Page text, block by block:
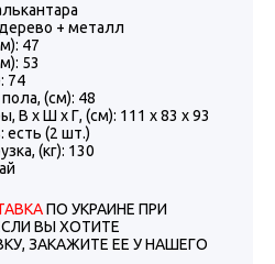
+ металл
47
53
74
(см): 48
В х Ш х Г, (см): 111 х 83 х 93
есть (2 шт.)
(кг): 130
ПО УКРАИНЕ ПРИ
ВЫ ХОТИТЕ
ЗАКАЖИТЕ ЕЕ У НАШЕГО